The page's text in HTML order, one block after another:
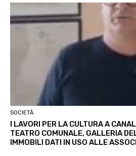
SOCIETÀ
I LAVORI PER LA CULTURA A
TEATRO COMUNALE, GALLERIA
IMMOBILI DATI IN USO ALLE